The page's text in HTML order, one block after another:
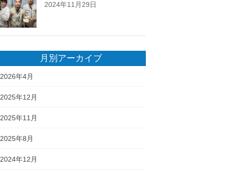
2024年11月29日
月別アーカイブ
2026年4月
2025年12月
2025年11月
2025年8月
2024年12月